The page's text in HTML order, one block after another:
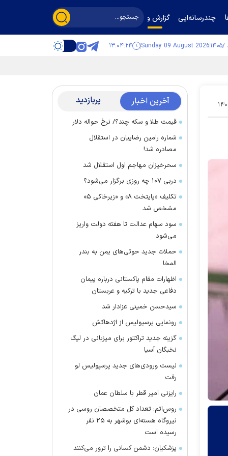
چندرسانه‌ایی گزارش و گفت‌وگو
Sunday 09 August 2026 ۱۳:۰۴:۲۴
۰۵ آخرین اخبار پربازدید
قیمت طلا و سکه چند؟/ نرخ حواله دلار
شماره رامین رضاییان در استقلال
مصادره شد!
سحرخیزان مهاجم اول استقلال شد
دربی ۱۰۷ چه روزی برگزار می‌شود؟
تکلیف «پایتخت ۸» و «زیرخاکی ۵»
مشخص شد
سود سهام عدالت تا هفته دولت واریز
می‌شود
حملات جدید حوثی‌های یمن به بندر
المخا
اظهارات مقام پاکستانی درباره پیمان
دفاعی جدید با ترکیه و عربستان
سیدحسن خمینی عزادار شد
رونمایی پرسپولیس از اژدهاکش
گزینه جدید تراکتور برای میزبانی در لیگ
نخبگان آسیا
لیست ورودی‌های جدید پرسپولیس لو
رفت
رایزنی امیر قطر با سلطان عمان
روس‌اتم: تعداد کل متخصصان روسی در
نیروگاه هسته‌ای بوشهر به ۲۵ نفر
رسیده است
پزشکیان: دشمن کسانی را ترور می‌کنند